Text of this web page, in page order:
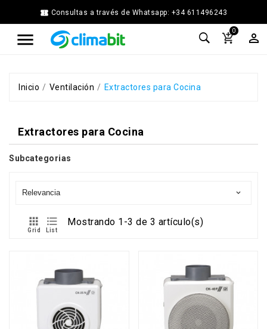
 Consultas a través de Whatsapp: +34 611496243

Home
Agua
Chimenea
Energía
Solar
Térmica

0

Inicio Ventilación Extractores para Cocina
Extractores para Cocina
Subcategorias
Relevancia 

Grid

List
Mostrando 1-3 de 3 artículo(s)